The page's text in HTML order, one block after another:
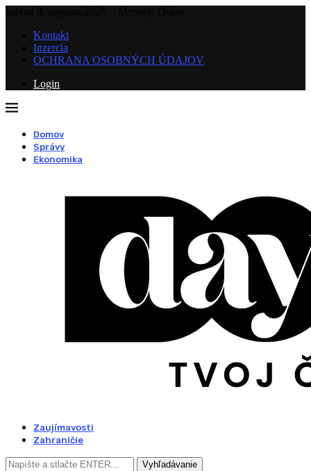
Kontakt
Inzercia
OCHRANA OSOBNÝCH ÚDAJOV
Login
Domov
Správy
Ekonomika
Zaujímavosti
Zahraničie
Vyhľadávanie